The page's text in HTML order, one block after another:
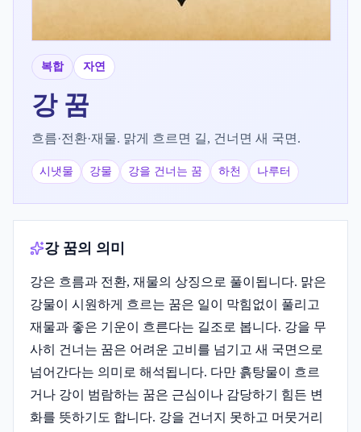
복합 자연
강꿈
흐름·전환·재물. 맑게 흐르면 길, 건너면 새 국면.
시냇물 강물 강을 건너는 꿈 하천 나루터
강 꿈의 의미
강은 흐름과 전환, 재물의 상징으로 풀이됩니다. 맑은
강물이 시원하게 흐르는 꿈은 일이 막힘없이 풀리고
재물과 좋은 기운이 흐른다는 길조로 봅니다. 강을 무
사히 건너는 꿈은 어려운 고비를 넘기고 새 국면으로
넘어간다는 의미로 해석됩니다. 다만 흙탕물이 흐르
거나 강이 범람하는 꿈은 근심이나 감당하기 힘든 변
화를 뜻하기도 합니다. 강을 건너지 못하고 머뭇거리